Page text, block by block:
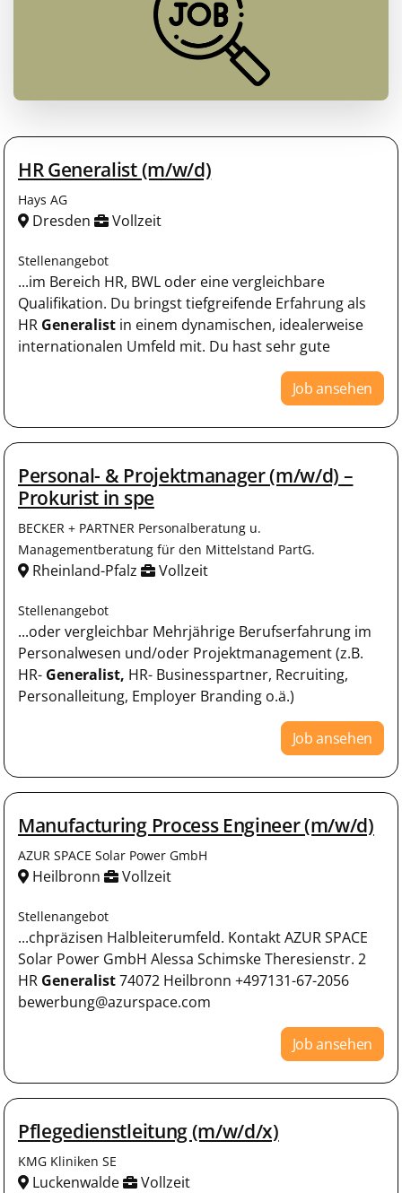
HR Generalist (m/w/d)
Hays AG
Dresden Vollzeit
Stellenangebot
...im Bereich HR, BWL oder eine vergleichbare
Qualifikation. Du bringst tiefgreifende Erfahrung als
HR Generalist in einem dynamischen, idealerweise
internationalen Umfeld mit. Du hast sehr gute
Job ansehen
Personal- & Projektmanager (m/w/d) –
Prokurist in spe
BECKER + PARTNER Personalberatung u.
Managementberatung für den Mittelstand PartG.
Rheinland-Pfalz Vollzeit
Stellenangebot
...oder vergleichbar Mehrjährige Berufserfahrung im
Personalwesen und/oder Projektmanagement (z.B.
HR- Generalist, HR- Businesspartner, Recruiting,
Personalleitung, Employer Branding o.ä.)
Job ansehen
Manufacturing Process Engineer (m/w/d)
AZUR SPACE Solar Power GmbH
Heilbronn Vollzeit
Stellenangebot
...chpräzisen Halbleiterumfeld. Kontakt AZUR SPACE
Solar Power GmbH Alessa Schimske Theresienstr. 2
HR Generalist74072 Heilbronn +497131-67-2056
bewerbung@azurspace.com
Job ansehen
Pflegedienstleitung (m/w/d/x)
KMG Kliniken SE
Luckenwalde Vollzeit